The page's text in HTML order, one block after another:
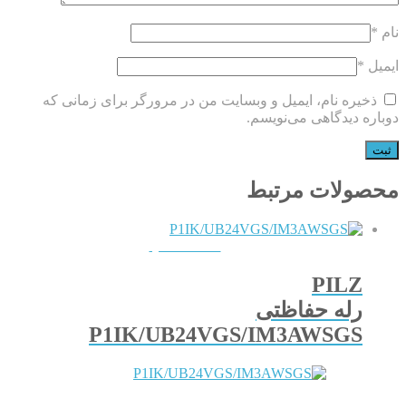
نام *
ایمیل *
ذخیره نام، ایمیل و وبسایت من در مرورگر برای زمانی که
دوباره دیدگاهی می‌نویسم.
محصولات مرتبط
PILZ
رله حفاظتی
P1IK/UB24VGS/IM3AWSGS